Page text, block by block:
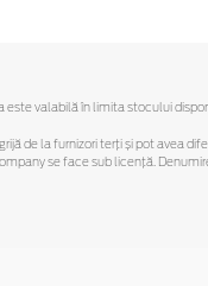
valabilă în limita stocului
de la furnizori terți și pot avea
se face sub licență.